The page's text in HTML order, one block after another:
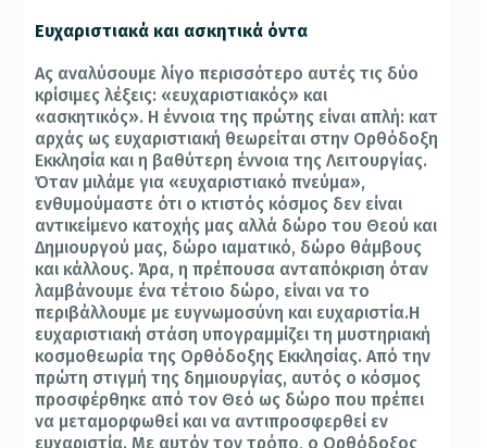
Ευχαριστιακά και ασκητικά όντα
Ας αναλύσουμε λίγο περισσότερο αυτές τις δύο
κρίσιμες λέξεις: «ευχαριστιακός» και
«ασκητικός». Η έννοια της πρώτης είναι απλή: κατ
αρχάς ως ευχαριστιακή θεωρείται στην Ορθόδοξη
Εκκλησία και η βαθύτερη έννοια της Λειτουργίας.
Όταν μιλάμε για «ευχαριστιακό πνεύμα»,
ενθυμούμαστε ότι ο κτιστός κόσμος δεν είναι
αντικείμενο κατοχής μας αλλά δώρο του Θεού και
Δημιουργού μας, δώρο ιαματικό, δώρο θάμβους
και κάλλους. Άρα, η πρέπουσα ανταπόκριση όταν
λαμβάνουμε ένα τέτοιο δώρο, είναι να το
περιβάλλουμε με ευγνωμοσύνη και ευχαριστία.Η
ευχαριστιακή στάση υπογραμμίζει τη μυστηριακή
κοσμοθεωρία της Ορθόδοξης Εκκλησίας. Από την
πρώτη στιγμή της δημιουργίας, αυτός ο κόσμος
προσφέρθηκε από τον Θεό ως δώρο που πρέπει
να μεταμορφωθεί και να αντιπροσφερθεί εν
ευχαριστία. Με αυτόν τον τρόπο, ο Ορθόδοξος